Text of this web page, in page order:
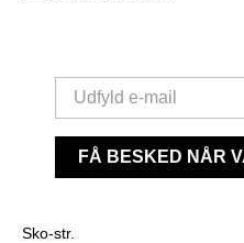
FÅ BESKED NÅR
Sko-str.